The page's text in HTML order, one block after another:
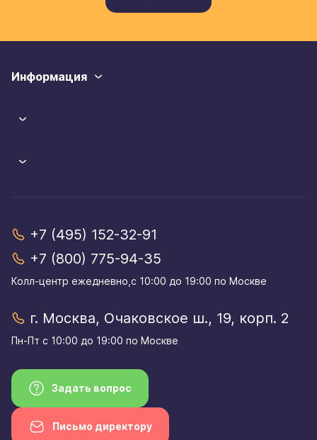
Информация
+7 (495) 152-32-91
+7 (800) 775-94-35
Колл-центр eжедневно,с 10:00 до 19:00 по Москве
г. Москва, Очаковское ш., 19, корп. 2
Пн-Пт с 10:00 до 19:00 по Москве
Задать вопрос
Письмо директору